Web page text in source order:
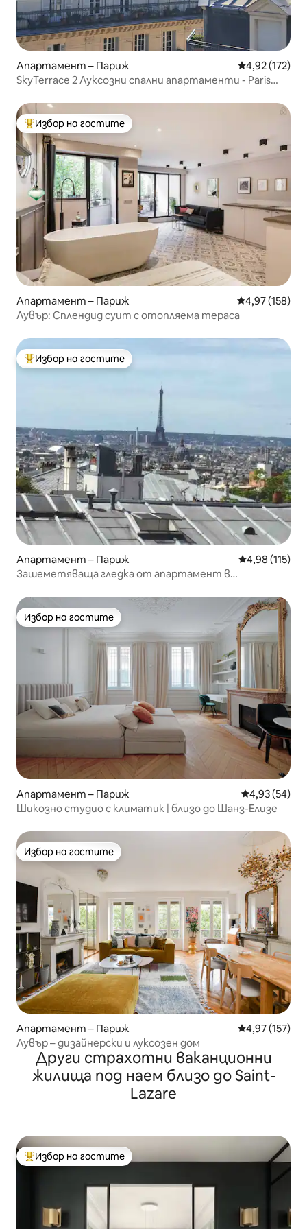
Апартамент – Париж Средна
4,92 (172)
SkyTerrace 2 Луксозни спални апартаменти - Paris
Най-популярен избор на гостите
Избор на гостите
Апартамент – Париж Средна
4,97 (158)
Лувър: Сплендид суит с отопляема тераса
Най-популярен избор на гостите
Избор на гостите
Апартамент – Париж Средна
4,98 (115)
Зашеметяваща гледка от апартамент в
Избор на гостите
Избор на гостите
Апартамент – Париж Средна
4,93 (54)
Шикозно студио с климатик | близо до Шанз-Елизе
Избор на гостите
Избор на гостите
Апартамент – Париж Средна
4,97 (157)
Лувър – дизайнерски и луксозен дом
Други страхотни ваканционни
жилища под наем близо до Saint-
Lazare
Най-популярен избор на гостите
Избор на гостите